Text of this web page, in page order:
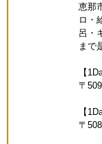
恵那
ロ・
呂・
まで
【
〒
【
〒